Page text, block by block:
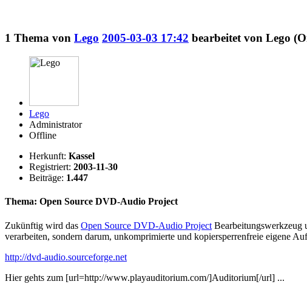
1 Thema von Lego 2005-03-03 17:42 bearbeitet von Lego
Lego
Administrator
Offline
Herkunft: Kassel
Registriert: 2003-11-30
Beiträge: 1.447
Thema: Open Source DVD-Audio Project
Zukünftig wird das Open Source DVD-Audio Project
verarbeiten, sondern darum, unkomprimierte und kopiersperrenfreie eigene
http://dvd-audio.sourceforge.net
Hier gehts zum [url=http://www.playauditorium.com/]Auditorium[/url] ...